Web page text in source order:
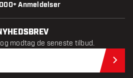
Anmeldelser
modtag de seneste tilbud.